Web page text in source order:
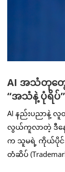
AI အသံတုတွေ
“အသံနဲ့ ပုံရိပ်
AI နည်းပညာနဲ့
လွယ်ကူလာတဲ့ ဒီနေ့ခ
က သူမရဲ့ ကိုယ်ပိုင်
တံဆိပ်